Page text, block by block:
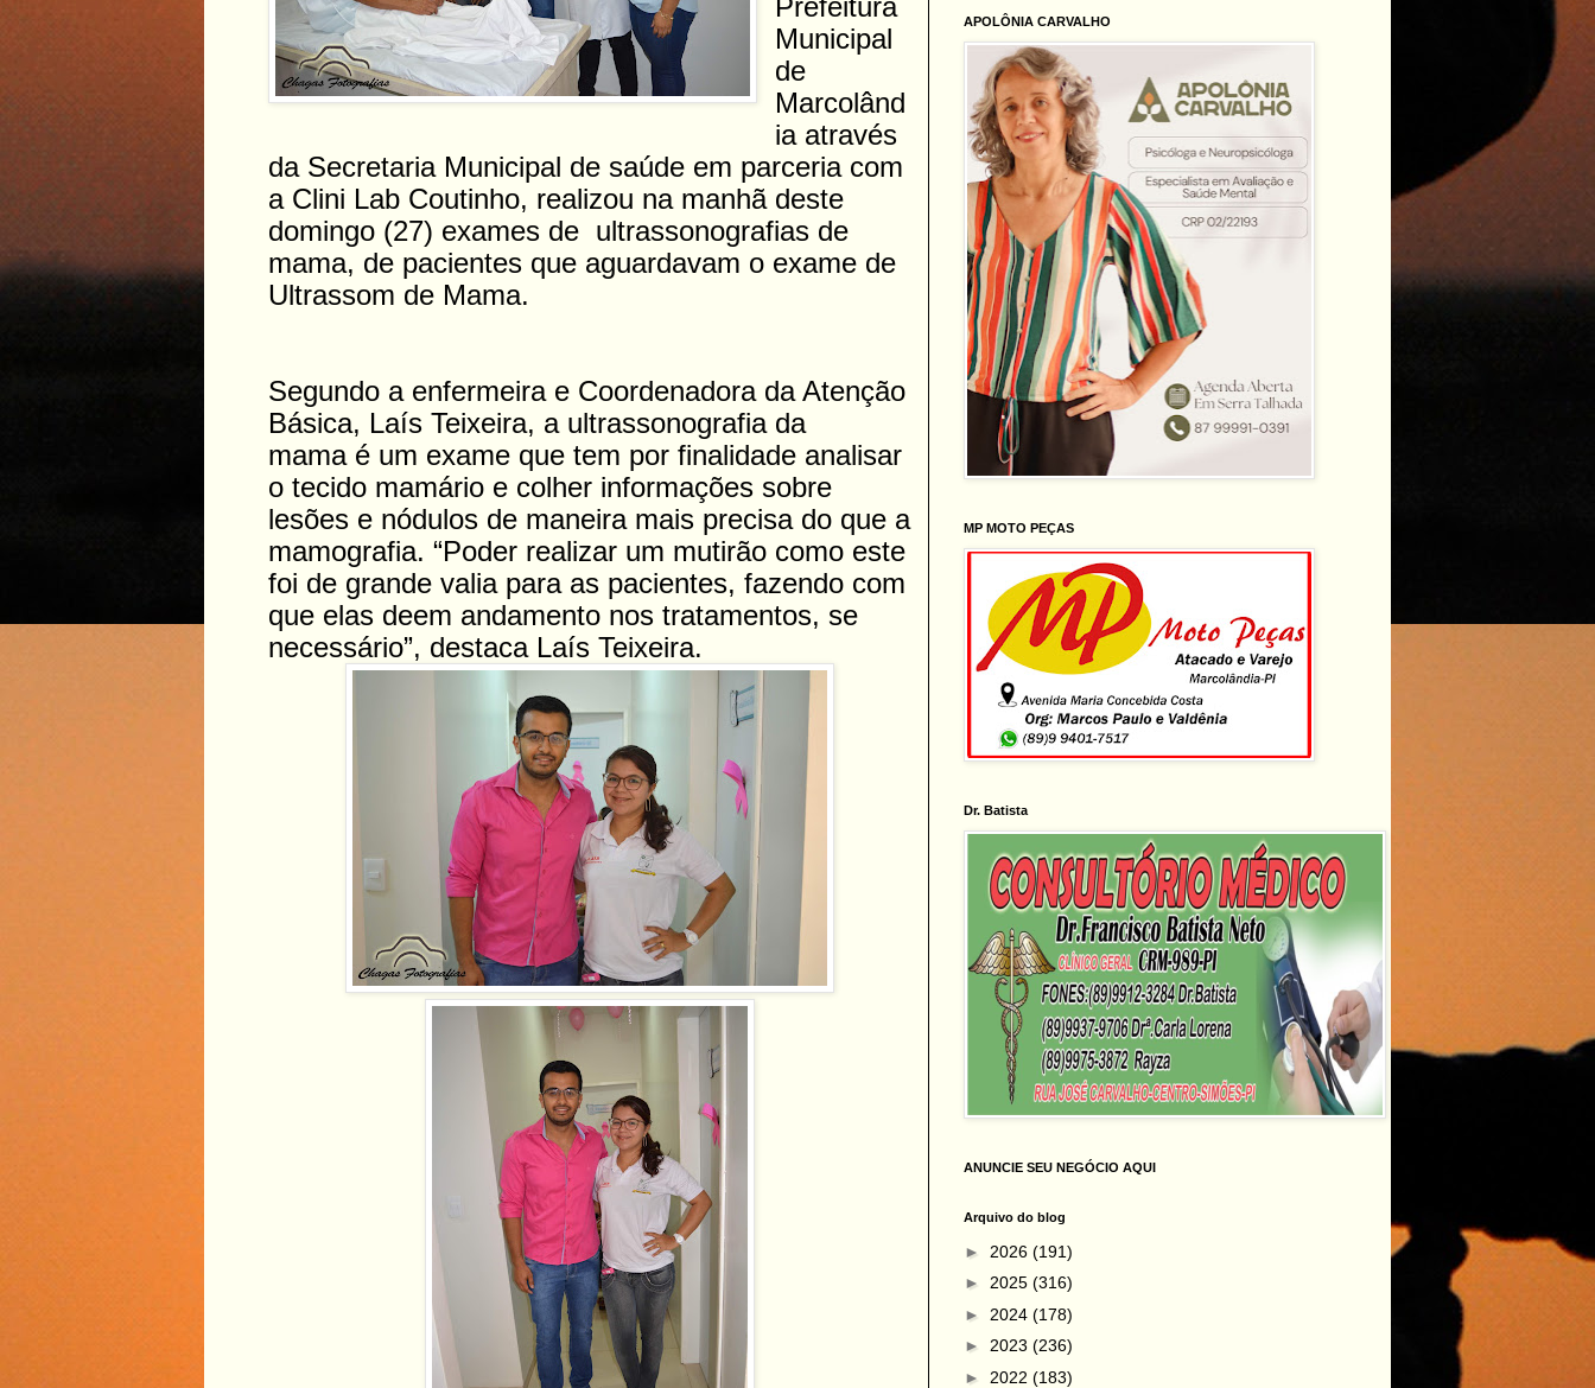
Prefeitura
Municipal
de
Marcolând
ia através
da Secretaria Municipal de saúde em parceria com
a Clini Lab Coutinho, realizou na manhã deste
domingo (27) exames de ultrassonografias de
mama, de pacientes que aguardavam o exame de
Ultrassom de Mama.
Segundo a enfermeira e Coordenadora da Atenção
Básica, Laís Teixeira, a ultrassonografia da
mama é um exame que tem por finalidade analisar
o tecido mamário e colher informações sobre
lesões e nódulos de maneira mais precisa do que a
mamografia. “Poder realizar um mutirão como este
foi de grande valia para as pacientes, fazendo com
que elas deem andamento nos tratamentos, se
necessário”, destaca Laís Teixeira.
APOLÔNIA CARVALHO
MP MOTO PEÇAS
Dr. Batista
ANUNCIE SEU NEGÓCIO AQUI
Arquivo do blog
► 2026 (191)
► 2025 (316)
► 2024 (178)
► 2023 (236)
► 2022 (183)